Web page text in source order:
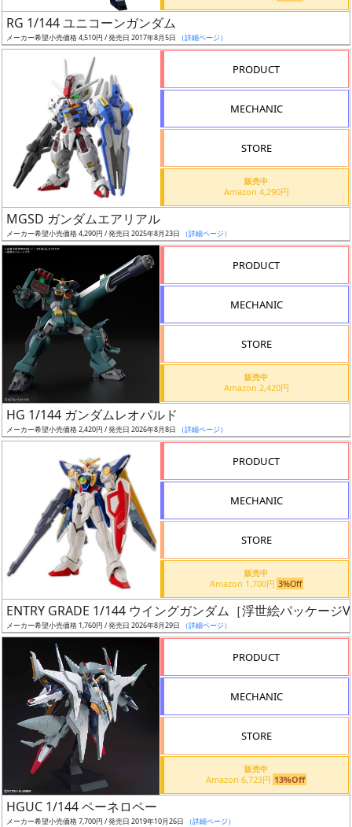
日
発
売
通知
対象
ギ
ャ
ラ
あ
価
格
改
定
予
割
引
RG 1/144 ユニコーンガンダム
メーカー希望小売価格 4,510円 / 発売日 2017年8月5日 （詳細ページ）
PRODUCT
MECHANIC
STORE
販売中
Amazon 4,290円
MGSD ガンダムエアリアル
メーカー希望小売価格 4,290円 / 発売日 2025年8月23日 （詳細ページ）
PRODUCT
MECHANIC
STORE
販売中
Amazon 2,420円
HG 1/144 ガンダムレオパルド
メーカー希望小売価格 2,420円 / 発売日 2026年8月8日 （詳細ページ）
PRODUCT
MECHANIC
STORE
販売中
Amazon 1,700円 3%Off
ENTRY GRADE 1/144 ウイングガンダム［浮世絵パッケージ
メーカー希望小売価格 1,760円 / 発売日 2026年8月29日 （詳細ページ）
PRODUCT
MECHANIC
STORE
販売中
Amazon 6,723円 13%Off
HGUC 1/144 ペーネロペー
メーカー希望小売価格 7,700円 / 発売日 2019年10月26日 （詳細ページ）